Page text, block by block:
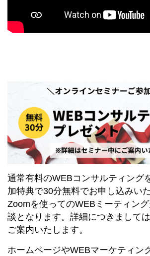
通常有料のWEBコンサルティング
加特典で30分無料でお申し込みい
Zoomを使ってのWEBミーティン
談となります。詳細につきまして
ご案内いたします。
ホームページやWEBマーケティン